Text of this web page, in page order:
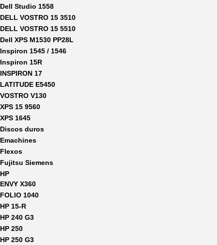
Dell Studio 1558
DELL VOSTRO 15 3510
DELL VOSTRO 15 5510
Dell XPS M1530 PP28L
Inspiron 1545 / 1546
Inspiron 15R
INSPIRON 17
LATITUDE E5450
VOSTRO V130
XPS 15 9560
XPS 1645
Discos duros
Emachines
Flexos
Fujitsu Siemens
HP
ENVY X360
FOLIO 1040
HP 15-R
HP 240 G3
HP 250
HP 250 G3